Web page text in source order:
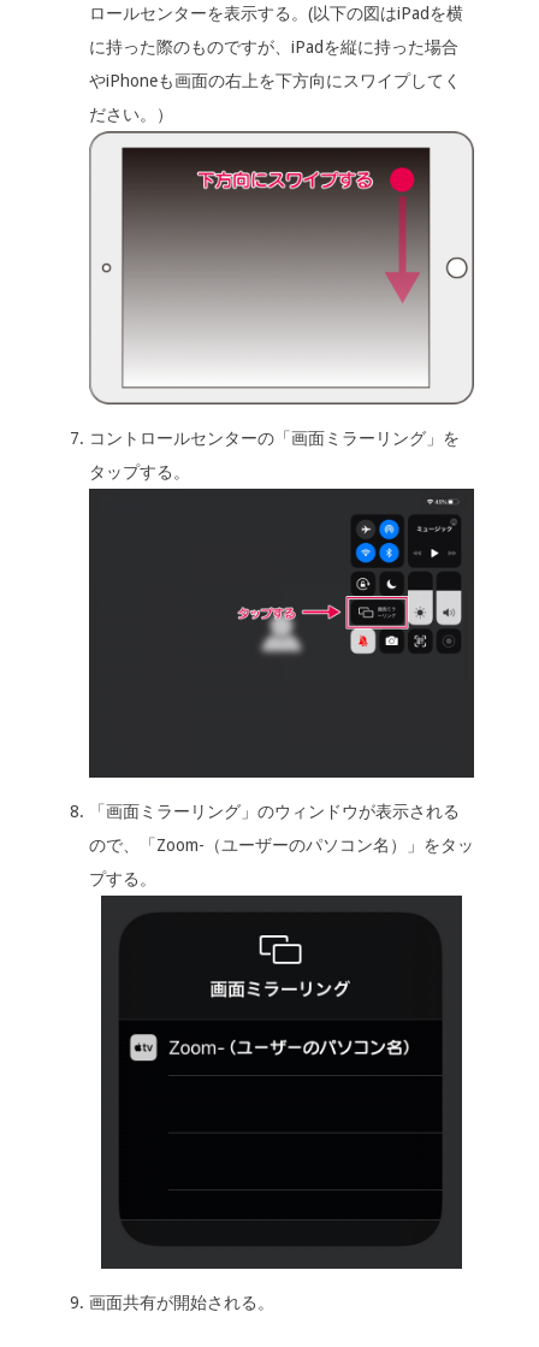
ロールセンターを表示する。(以下の図はiPadを横
に持った際のものですが、iPadを縦に持った場合
やiPhoneも画面の右上を下方向にスワイプしてく
ださい。）
コントロールセンターの「画面ミラーリング」を
タップする。
「画面ミラーリング」のウィンドウが表示される
ので、「Zoom-（ユーザーのパソコン名）」をタッ
プする。
画面共有が開始される。